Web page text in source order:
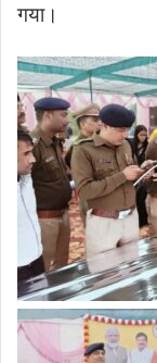
गया।